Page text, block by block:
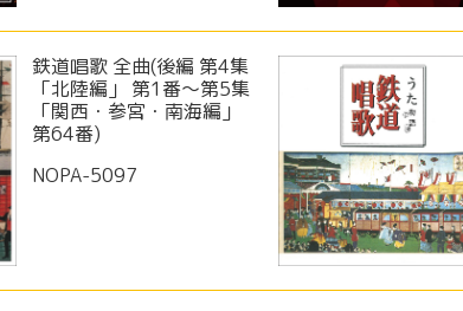
鉄道唱歌 全曲(後編 第4集
「北陸編」 第1番～第5集
「関西・参宮・南海編」
第64番)
NOPA-5097